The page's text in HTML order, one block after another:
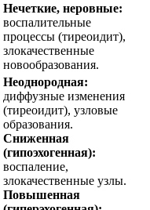
Нечеткие, неровные:
воспалительные
процессы (тиреоидит),
злокачественные
новообразования.
Неоднородная:
диффузные изменения
(тиреоидит), узловые
образования.
Сниженная
(гипоэхогенная):
воспаление,
злокачественные узлы.
Повышенная